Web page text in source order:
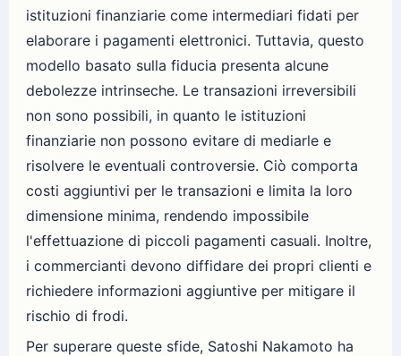
istituzioni finanziarie come intermediari fidati per
elaborare i pagamenti elettronici. Tuttavia, questo
modello basato sulla fiducia presenta alcune
debolezze intrinseche. Le transazioni irreversibili
non sono possibili, in quanto le istituzioni
finanziarie non possono evitare di mediarle e
risolvere le eventuali controversie. Ciò comporta
costi aggiuntivi per le transazioni e limita la loro
dimensione minima, rendendo impossibile
l'effettuazione di piccoli pagamenti casuali. Inoltre,
i commercianti devono diffidare dei propri clienti e
richiedere informazioni aggiuntive per mitigare il
rischio di frodi.
Per superare queste sfide, Satoshi Nakamoto ha